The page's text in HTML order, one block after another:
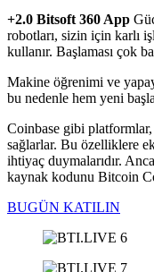
+2.0 Bitsoft 360 App
robotları, sizin için karlı
kullanır. Başlaması çok
Makine öğrenimi ve
bu nedenle hem yeni
Coinbase gibi platformlar,
sağlarlar. Bu özelliklere
ihtiyaç duymalarıdır.
kaynak kodunu Bitcoin
BUGÜN KATILIN